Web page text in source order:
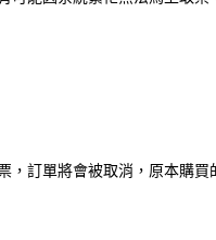
訂單將會被取消，原本購買